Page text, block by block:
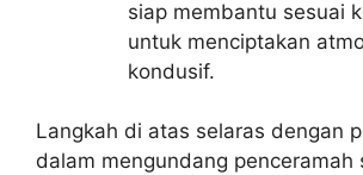
siap membantu sesuai
untuk menciptakan
kondusif.
Langkah di atas selaras dengan
dalam mengundang penceramah